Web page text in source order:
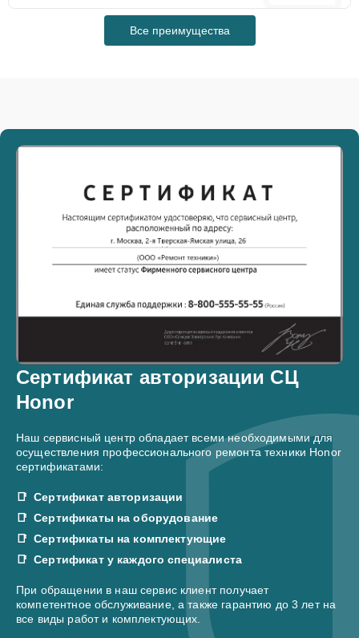
Все преимущества
Сертификат авторизации СЦ
Honor
Наш сервисный центр обладает всеми необходимыми для
осуществления профессионального ремонта техники Honor
сертификатами:
Сертификат авторизации
Сертификаты на оборудование
Сертификаты на комплектующие
Сертификат у каждого специалиста
При обращении в наш сервис клиент получает
компетентное обслуживание, а также гарантию до 3 лет на
все виды работ и комплектующих.